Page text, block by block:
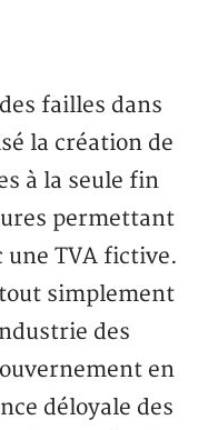
failles dans
la création de
à la seule fin
permettant
une TVA fictive.
simplement
des
en
déloyale des